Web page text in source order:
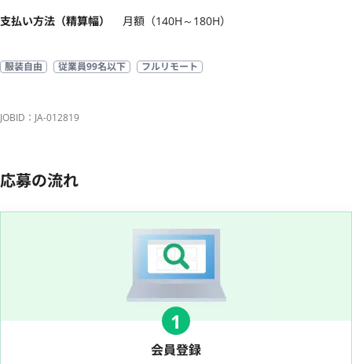
支払い方法（精算幅）
月額（140H～180H）
服装自由 従業員99名以下 フルリモート
JOBID：JA-012819
応募の流れ
1
会員登録